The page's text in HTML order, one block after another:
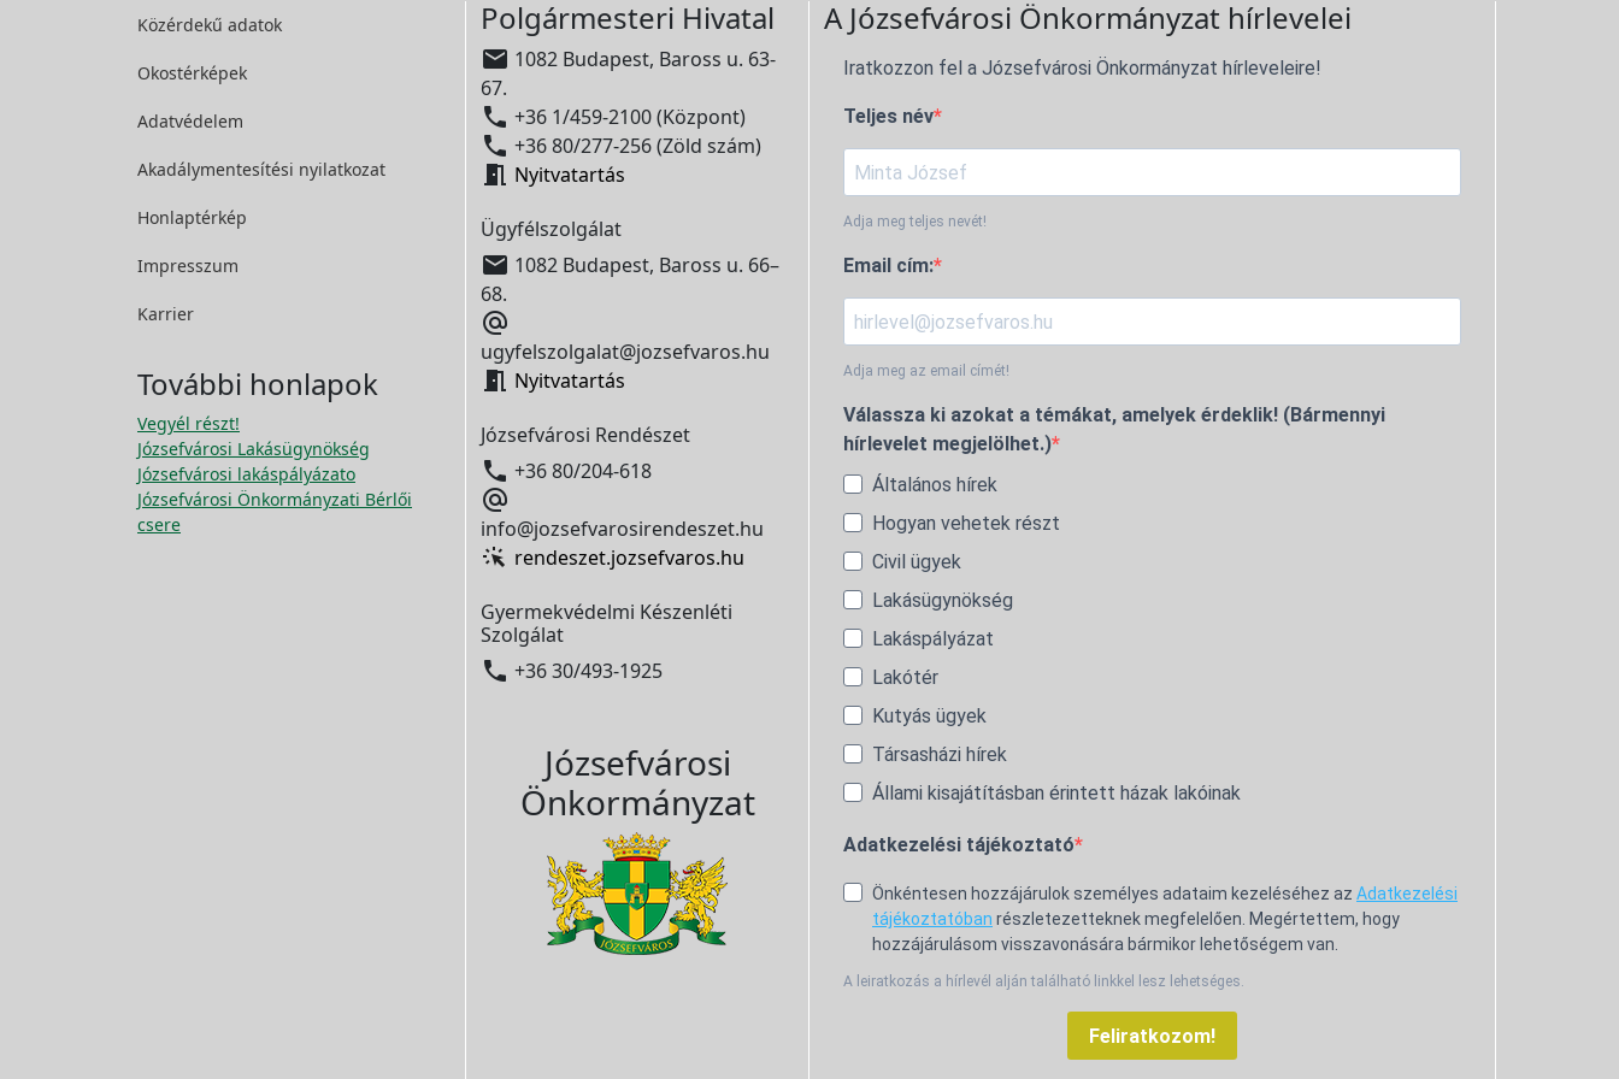
Közérdekű adatok
Okostérképek
Adatvédelem
Akadálymentesítési nyilatkozat
Honlaptérkép
Impresszum
Karrier
További honlapok
Vegyél részt!
Józsefvárosi Lakásügynökség
Józsefvárosi lakáspályázato
Józsefvárosi Önkormányzati Bérlői
csere
Polgármesteri Hivatal
 1082 Budapest, Baross u. 63-
67.
 +36 1/459-2100 (Központ)
 +36 80/277-256 (Zöld szám)
 Nyitvatartás
Ügyfélszolgálat
 1082 Budapest, Baross u. 66–
68.

ugyfelszolgalat@jozsefvaros.hu
 Nyitvatartás
Józsefvárosi Rendészet
 +36 80/204-618

info@jozsefvarosirendeszet.hu
rendeszet.jozsefvaros.hu
Gyermekvédelmi Készenléti
Szolgálat
 +36 30/493-1925
Józsefvárosi
Önkormányzat
A Józsefvárosi Önkormányzat hírlevelei
Iratkozzon fel a Józsefvárosi Önkormányzat hírleveleire!
Teljes név
Adja meg teljes nevét!
Email cím:
Adja meg az email címét!
Válassza ki azokat a témákat, amelyek érdeklik! (Bármennyi
hírlevelet megjelölhet.)
Általános hírek
Hogyan vehetek részt
Civil ügyek
Lakásügynökség
Lakáspályázat
Lakótér
Kutyás ügyek
Társasházi hírek
Állami kisajátításban érintett házak lakóinak
Adatkezelési tájékoztató
Önkéntesen hozzájárulok személyes adataim kezeléséhez az Adatkezelési
tájékoztatóban részletezetteknek megfelelően. Megértettem, hogy
hozzájárulásom visszavonására bármikor lehetőségem van.
A leiratkozás a hírlevél alján található linkkel lesz lehetséges.
Feliratkozom!